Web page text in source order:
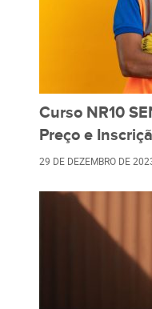
Curso NR10
Preço e
29 DE DEZEMBRO DE